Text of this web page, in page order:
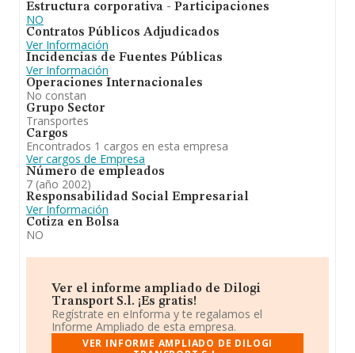
Estructura corporativa - Participaciones
NO
Contratos Públicos Adjudicados
Ver Información
Incidencias de Fuentes Públicas
Ver Información
Operaciones Internacionales
No constan
Grupo Sector
Transportes
Cargos
Encontrados 1 cargos en esta empresa
Ver cargos de Empresa
Número de empleados
7 (año 2002)
Responsabilidad Social Empresarial
Ver Información
Cotiza en Bolsa
NO
Ver el informe ampliado de Dilogi
Transport S.l. ¡Es gratis!
Regístrate en eInforma y te regalamos el
Informe Ampliado de esta empresa.
VER INFORME AMPLIADO DE DILOGI